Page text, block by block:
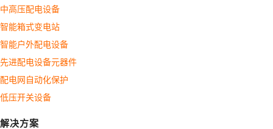
中高压配电设备
智能箱式变电站
智能户外配电设备
先进配电设备元器件
配电网自动化保护
低压开关设备
解决方案